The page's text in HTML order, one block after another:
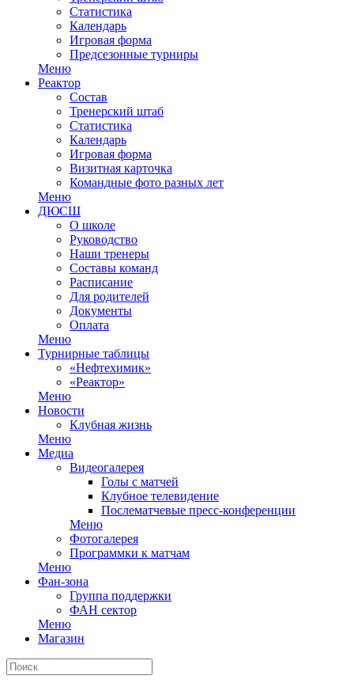
Статистика
Календарь
Игровая форма
Предсезонные турниры
Меню
Реактор
Состав
Тренерский штаб
Статистика
Календарь
Игровая форма
Визитная карточка
Командные фото разных лет
Меню
ДЮСШ
О школе
Руководство
Наши тренеры
Составы команд
Расписание
Для родителей
Документы
Оплата
Меню
Турнирные таблицы
«Нефтехимик»
«Реактор»
Меню
Новости
Клубная жизнь
Меню
Медиа
Видеогалерея
Голы с матчей
Клубное телевидение
Послематчевые пресс-конференции
Меню
Фотогалерея
Программки к матчам
Меню
Фан-зона
Группа поддержки
ФАН сектор
Меню
Магазин